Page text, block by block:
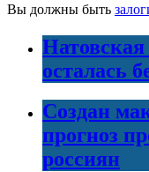
Вы должны быть
осталась
Создан
прогноз
россиян